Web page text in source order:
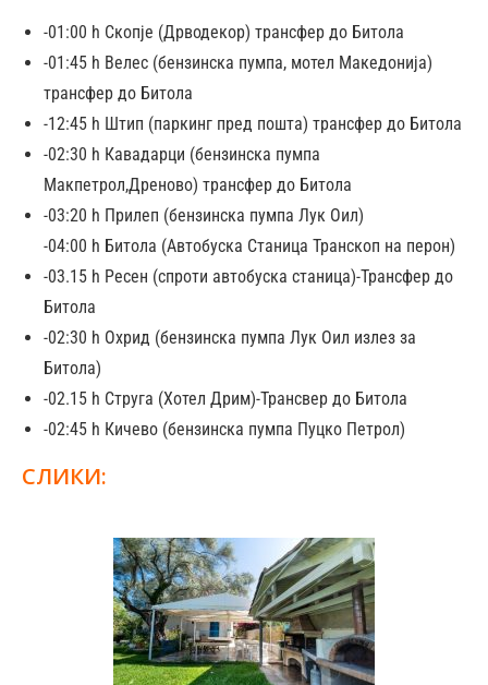
– Sep
30
-01:00 h Скопје (Дрводекор) трансфер до Битола
-01:45 h Велес (бензинска пумпа, мотел Македонија)
трансфер до Битола
-12:45 h Штип (паркинг пред пошта) трансфер до Битола
-02:30 h Кавадарци (бензинска пумпа
Макпетрол,Дреново) трансфер до Битола
-03:20 h Прилеп (бензинска пумпа Лук Оил)
-04:00 h Битола (Автобуска Станица Транскоп на перон)
-03.15 h Ресен (спроти автобуска станица)-Трансфер до
Битола
-02:30 h Охрид (бензинска пумпа Лук Оил излез за
Битола)
-02.15 h Струга (Хотел Дрим)-Трансвер до Битола
-02:45 h Кичево (бензинска пумпа Пуцко Петрол)
СЛИКИ: